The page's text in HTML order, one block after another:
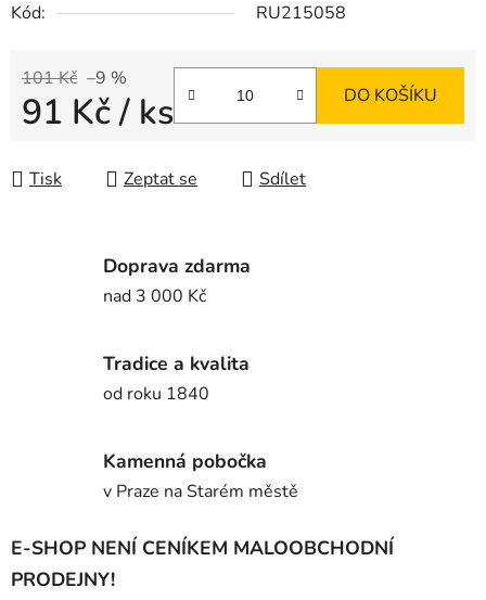
Kód:
RU215058
101 Kč –9 %
91 Kč/ ks DO KOŠÍKU
Tisk Zeptat se Sdílet
Doprava zdarma
nad 3 000 Kč
Tradice a kvalita
od roku 1840
Kamenná pobočka
v Praze na Starém městě
E-SHOP NENÍ CENÍKEM MALOOBCHODNÍ
PRODEJNY!